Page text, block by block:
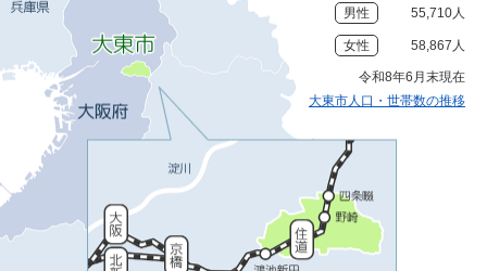
男性 55,710人
女性 58,867人
令和8年6月末現在
大東市人口・世帯数の推移